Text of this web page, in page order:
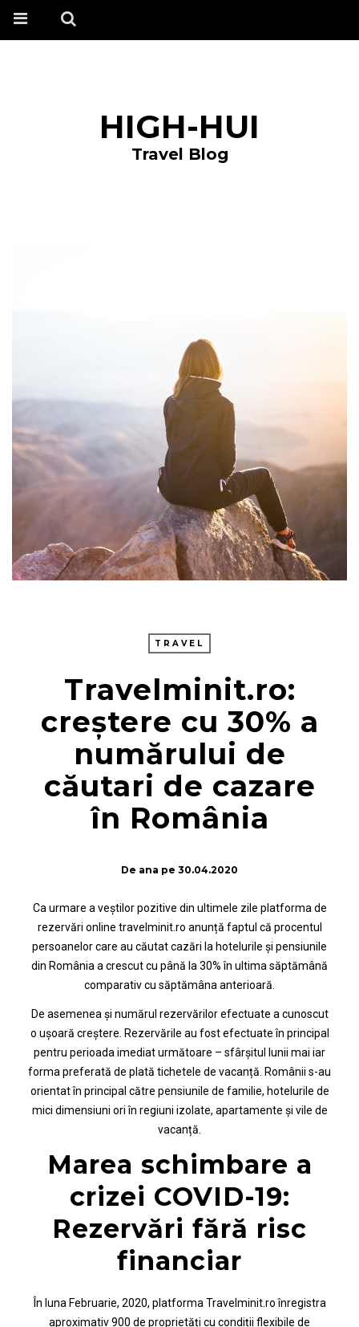
HIGH-HUI
Travel Blog
TRAVEL
Travelminit.ro:
creștere cu 30% a
numărului de
căutari de cazare
în România
De ana pe 30.04.2020
Ca urmare a veștilor pozitive din ultimele zile platforma de
rezervări online travelminit.ro anunță faptul că procentul
persoanelor care au căutat cazări la hotelurile și pensiunile
din România a crescut cu până la 30% în ultima săptămână
comparativ cu săptămâna anterioară.
De asemenea și numărul rezervărilor efectuate a cunoscut
o ușoară creștere. Rezervările au fost efectuate în principal
pentru perioada imediat următoare – sfârșitul lunii mai iar
forma preferată de plată tichetele de vacanță. Românii s-au
orientat în principal către pensiunile de familie, hotelurile de
mici dimensiuni ori în regiuni izolate, apartamente și vile de
vacanță.
Marea schimbare a
crizei COVID-19:
Rezervări fără risc
financiar
În luna Februarie, 2020, platforma Travelminit.ro înregistra
aproximativ 900 de proprietăți cu condiții flexibile de